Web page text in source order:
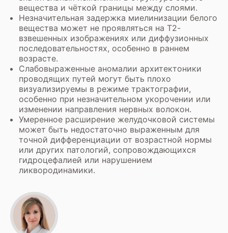
вещества и чёткой границы между слоями.
Незначительная задержка миелинизации белого
вещества может не проявляться на Т2-
взвешенных изображениях или диффузионных
последовательностях, особенно в раннем
возрасте.
Слабовыраженные аномалии архитектоники
проводящих путей могут быть плохо
визуализируемы в режиме трактографии,
особенно при незначительном укорочении или
изменении направления нервных волокон.
Умеренное расширение желудочковой системы
может быть недостаточно выраженным для
точной дифференциации от возрастной нормы
или других патологий, сопровождающихся
гидроцефалией или нарушением
ликвородинамики.